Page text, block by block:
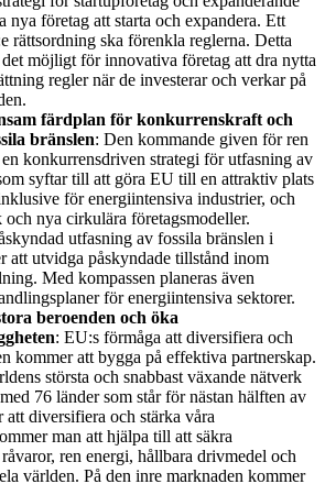
nya företag att starta och expandera. Ett
rättsordning ska förenkla reglerna. Detta
möjligt för innovativa företag att dra nytta
regler när de investerar och verkar på
färdplan för konkurrenskraft och
bränslen: Den kommande given för ren
konkurrensdriven strategi för utfasning av
syftar till att göra EU till en attraktiv plats
för energiintensiva industrier, och
nya cirkulära företagsmodeller.
utfasning av fossila bränslen i
att utvidga påskyndade tillstånd inom
Med kompassen planeras även
för energiintensiva sektorer.
beroenden och öka
: EU:s förmåga att diversifiera och
kommer att bygga på effektiva partnerskap.
största och snabbast växande nätverk
76 länder som står för nästan hälften av
att diversifiera och stärka våra
man att hjälpa till att säkra
ren energi, hållbara drivmedel och
världen. På den inre marknaden kommer